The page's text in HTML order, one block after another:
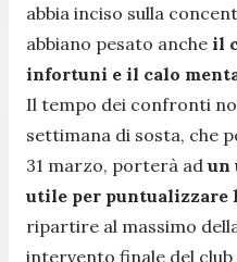
abbia inciso sulla
abbiano pesato anche il
infortuni e il calo
Il tempo dei confronti
settimana di sosta, che
31 marzo, porterà ad un
utile per puntualizzare
ripartire al massimo
intervento finale del